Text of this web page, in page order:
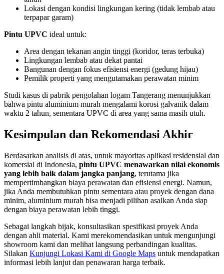
Lokasi dengan kondisi lingkungan kering (tidak lembab atau
terpapar garam)
Pintu UPVC ideal untuk:
Area dengan tekanan angin tinggi (koridor, teras terbuka)
Lingkungan lembab atau dekat pantai
Bangunan dengan fokus efisiensi energi (gedung hijau)
Pemilik properti yang mengutamakan perawatan minim
Studi kasus di pabrik pengolahan logam Tangerang menunjukkan
bahwa pintu aluminium murah mengalami korosi galvanik dalam
waktu 2 tahun, sementara UPVC di area yang sama masih utuh.
Kesimpulan dan Rekomendasi Akhir
Berdasarkan analisis di atas, untuk mayoritas aplikasi residensial dan
komersial di Indonesia, pintu UPVC menawarkan nilai ekonomis
yang lebih baik dalam jangka panjang, terutama jika
mempertimbangkan biaya perawatan dan efisiensi energi. Namun,
jika Anda membutuhkan pintu sementara atau proyek dengan dana
minim, aluminium murah bisa menjadi pilihan asalkan Anda siap
dengan biaya perawatan lebih tinggi.
Sebagai langkah bijak, konsultasikan spesifikasi proyek Anda
dengan ahli material. Kami merekomendasikan untuk mengunjungi
showroom kami dan melihat langsung perbandingan kualitas.
Silakan Kunjungi Lokasi Kami di Google Maps untuk mendapatkan
informasi lebih lanjut dan penawaran harga terbaik.